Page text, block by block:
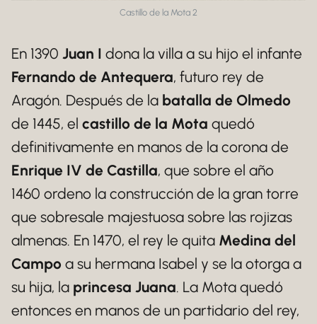
Castillo de la Mota 2
En 1390 Juan I dona la villa a su hijo el infante
Fernando de Antequera, futuro rey de
Aragón. Después de la batalla de Olmedo
de 1445, el castillo de la Mota quedó
definitivamente en manos de la corona de
Enrique IV de Castilla, que sobre el año
1460 ordeno la construcción de la gran torre
que sobresale majestuosa sobre las rojizas
almenas. En 1470, el rey le quita Medina del
Campo a su hermana Isabel y se la otorga a
su hija, la princesa Juana. La Mota quedó
entonces en manos de un partidario del rey,